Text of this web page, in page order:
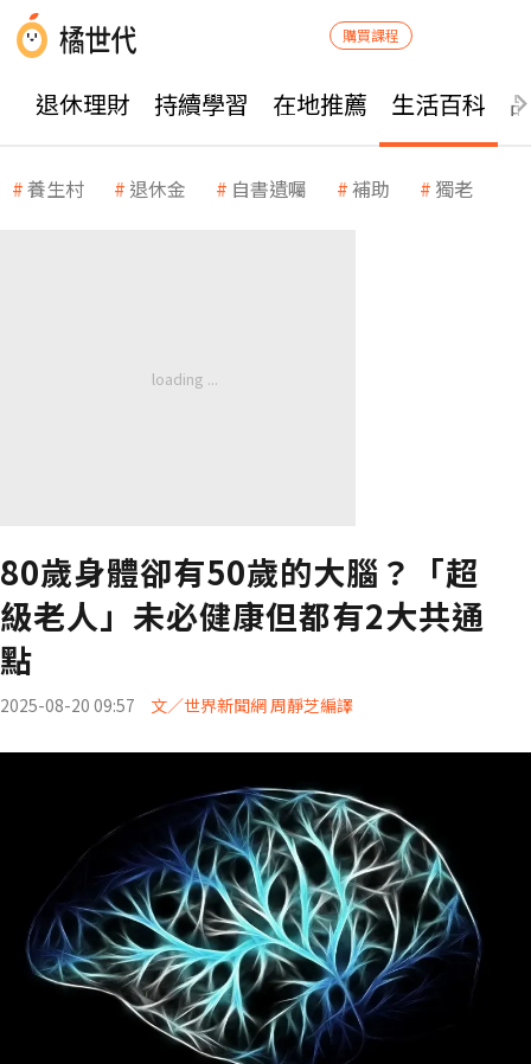
購買課程
退休理財 持續學習 在地推薦 生活百科
養生村 退休金 自書遺囑 補助 獨老
80歲身體卻有50歲的大腦？「超
級老人」未必健康但都有2大共通
點
2025-08-20 09:57 文／世界新聞網 周靜芝編譯